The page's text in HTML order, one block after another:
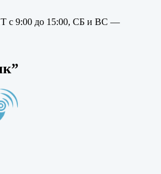
с 9:00 до 15:00, СБ и ВС —